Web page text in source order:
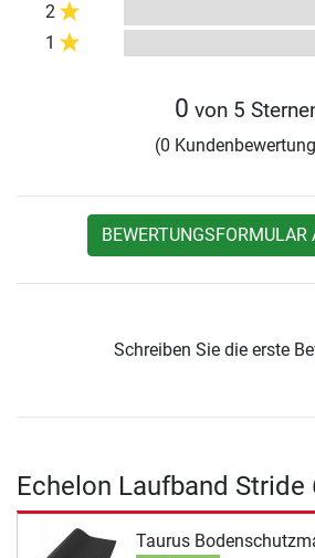
2
1
0 von 5
(0
BEWERTUNGSFORMULAR
Schreiben Sie die erste
Echelon Laufband Stride
Taurus